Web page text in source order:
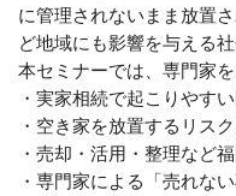
に管理されないまま放置
ど地域にも影響を与える
本セミナーでは、 専門家
・実家相続で起こりやす
・空き家を放置するリス
・売却・活用・整理など
・専門家による「売れな